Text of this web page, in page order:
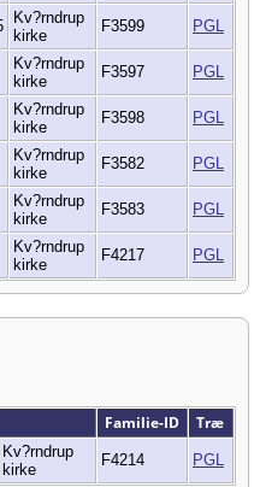
Kv?rndrup
kirke
F3599 PGL
Kv?rndrup
kirke
F3597 PGL
Kv?rndrup
kirke
F3598 PGL
Kv?rndrup
kirke
F3582 PGL
Kv?rndrup
kirke
F3583 PGL
Kv?rndrup
kirke
F4217 PGL
Familie-ID Træ
Kv?rndrup
kirke
F4214 PGL